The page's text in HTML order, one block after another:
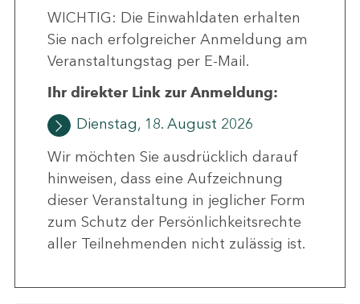
WICHTIG: Die Einwahldaten erhalten
Sie nach erfolgreicher Anmeldung am
Veranstaltungstag per E-Mail.
Ihr direkter Link zur Anmeldung:
Dienstag, 18. August 2026
Wir möchten Sie ausdrücklich darauf
hinweisen, dass eine Aufzeichnung
dieser Veranstaltung in jeglicher Form
zum Schutz der Persönlichkeitsrechte
aller Teilnehmenden nicht zulässig ist.